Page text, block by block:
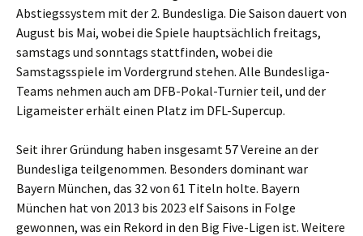
Abstiegssystem mit der 2. Bundesliga. Die Saison dauert von
August bis Mai, wobei die Spiele hauptsächlich freitags,
samstags und sonntags stattfinden, wobei die
Samstagsspiele im Vordergrund stehen. Alle Bundesliga-
Teams nehmen auch am DFB-Pokal-Turnier teil, und der
Ligameister erhält einen Platz im DFL-Supercup.
Seit ihrer Gründung haben insgesamt 57 Vereine an der
Bundesliga teilgenommen. Besonders dominant war
Bayern München, das 32 von 61 Titeln holte. Bayern
München hat von 2013 bis 2023 elf Saisons in Folge
gewonnen, was ein Rekord in den Big Five-Ligen ist. Weitere